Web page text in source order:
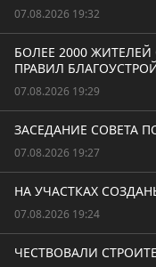
07.08.2026 19:32
БОЛЕЕ 2000
ПРАВИЛ
07.08.2026 19:29
ЗАСЕДАНИЕ СОВЕТА
07.08.2026 19:27
НА УЧАСТКАХ
07.08.2026 19:24
ЧЕСТВОВАЛИ